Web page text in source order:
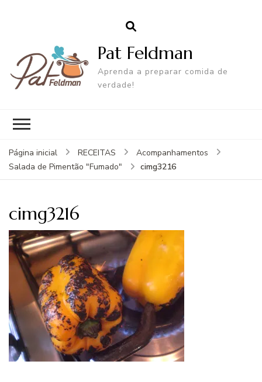
Pat Feldman
Aprenda a preparar comida de
verdade!
Página inicial RECEITAS
Acompanhamentos
Salada de Pimentão "Fumado"
cimg3216
cimg3216